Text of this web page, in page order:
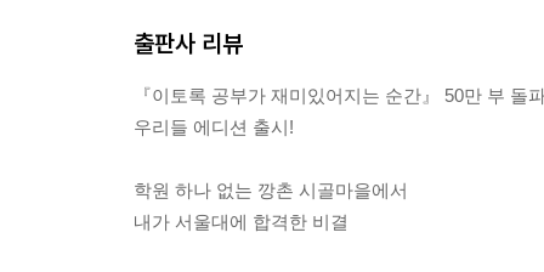
출판사 리뷰
『이토록 공부가 재미있어지는 순간』 50만 부 돌
우리들 에디션 출시!
학원 하나 없는 깡촌 시골마을에서
내가 서울대에 합격한 비결